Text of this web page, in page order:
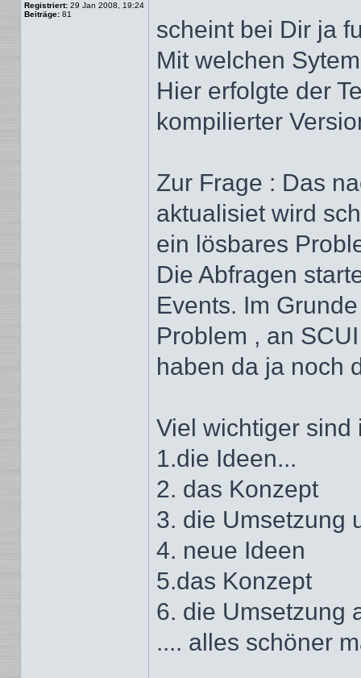
Registriert: 29 Jan 2008, 19:24
Beiträge: 81
scheint bei Dir ja
Mit welchen
Hier erfolgte der
kompilierter
Zur Frage : Das
aktualisiet wird
ein lösbares
Die Abfragen
Events. Im
Problem , an
haben da ja noch
Viel wichtiger
1.die Ideen...
2. das Konzept
3. die Umsetzung
4. neue Ideen
5.das Konzept
6. die Umsetzung
.... alles schöner